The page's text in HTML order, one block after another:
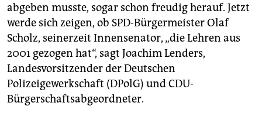
abgeben musste, sogar schon freudig herauf. Jetzt
werde sich zeigen, ob SPD-Bürgermeister Olaf
Scholz, seinerzeit Innensenator, „die Lehren aus
2001 gezogen hat“, sagt Joachim Lenders,
Landesvorsitzender der Deutschen
Polizeigewerkschaft (DPolG) und CDU-
Bürgerschaftsabgeordneter.